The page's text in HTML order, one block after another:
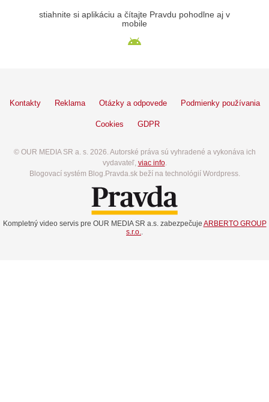
stiahnite si aplikáciu a čítajte Pravdu pohodlne aj v
mobile
Kontakty Reklama Otázky a odpovede Podmienky používania
Cookies GDPR
© OUR MEDIA SR a. s. 2026. Autorské práva sú vyhradené a vykonáva ich
vydavateľ, viac info.
Blogovací systém Blog.Pravda.sk beží na technológií Wordpress.
Kompletný video servis pre OUR MEDIA SR a.s. zabezpečuje ARBERTO GROUP
s.r.o..